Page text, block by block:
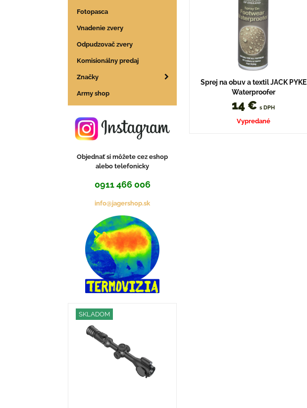
Sprej na obuv a textil JACK PYKE
Waterproofer
14 €s DPH
Vypredané
Fotopasca
Vnadenie zvery
Odpudzovač zvery
Komisionálny predaj
Značky
Army shop
Objednať si môžete cez eshop
alebo telefonicky
0911 466 006
info@jagershop.sk
SKLADOM